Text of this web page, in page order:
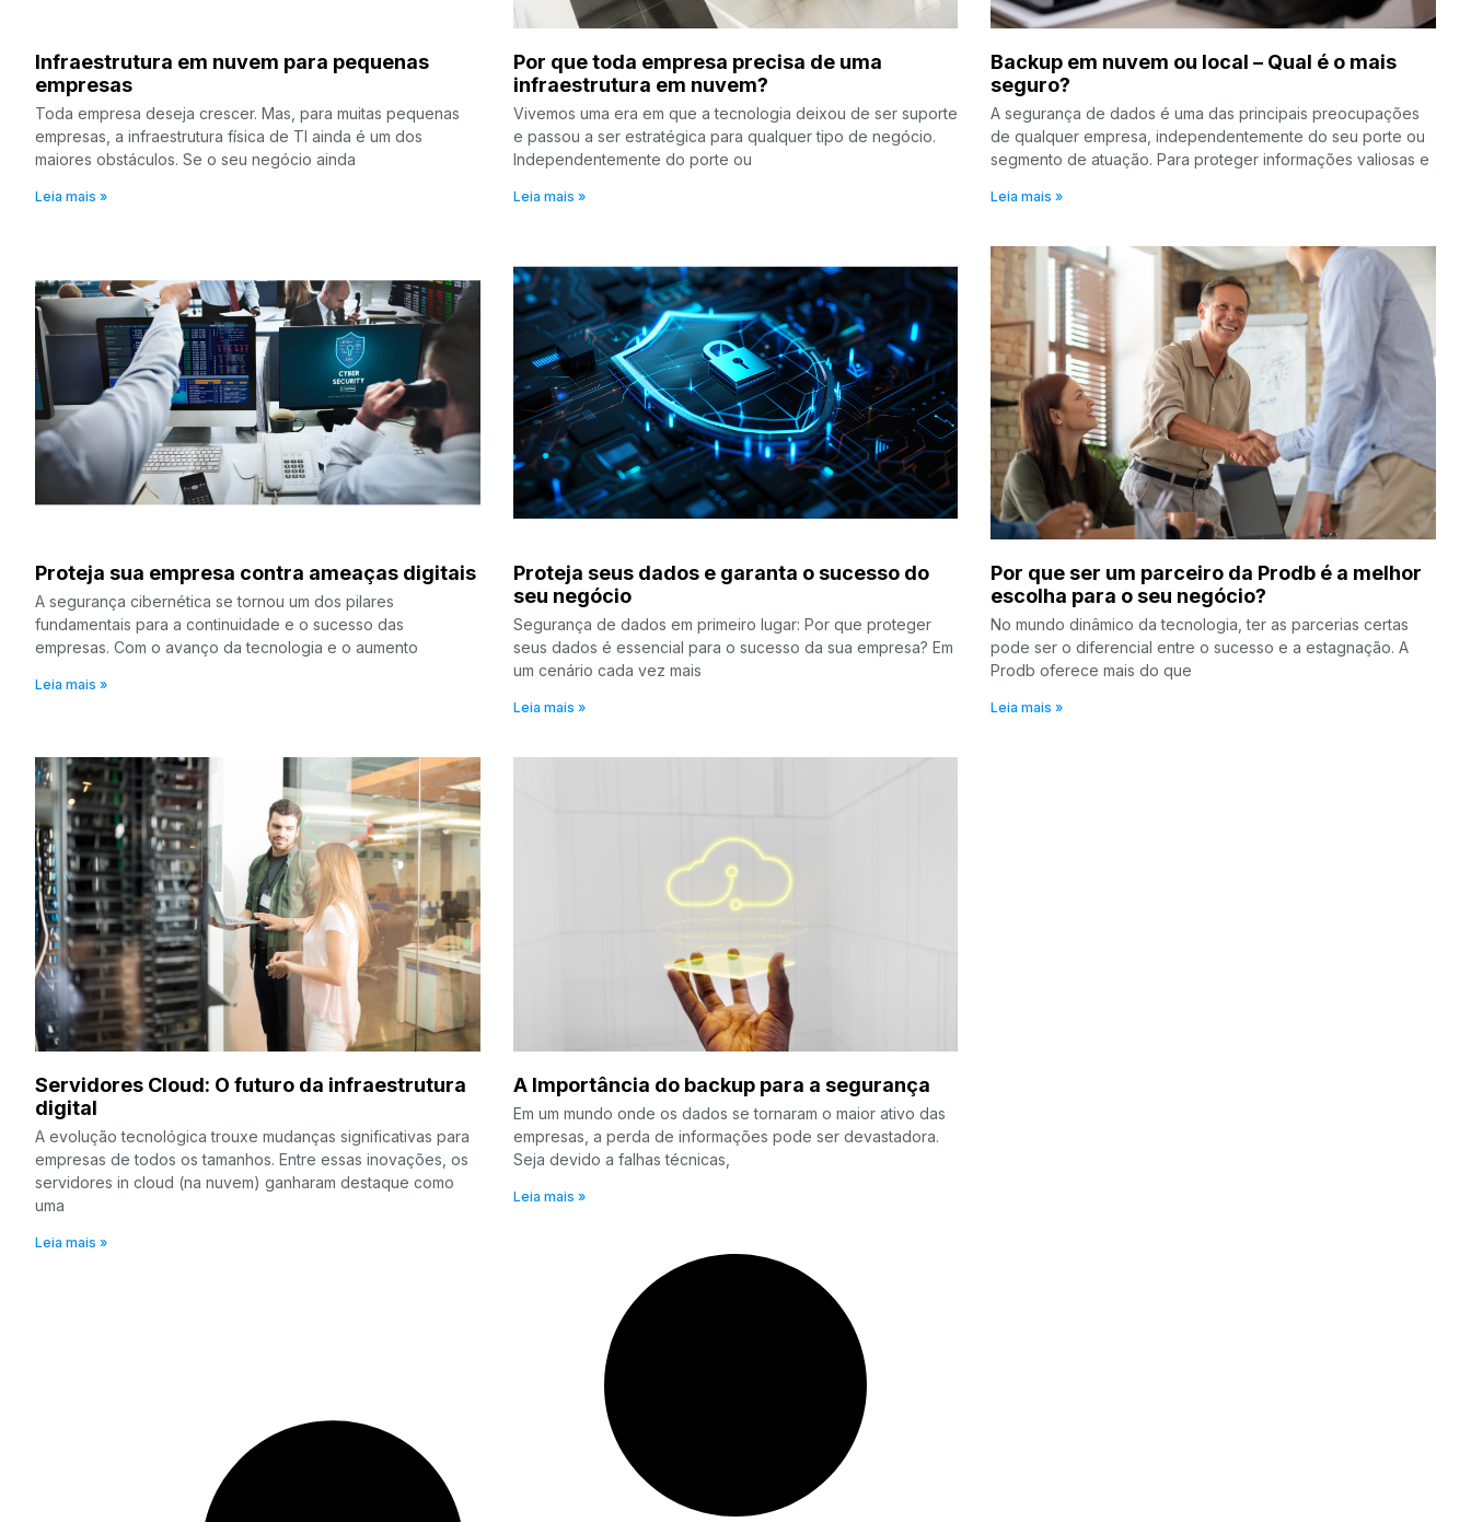
Infraestrutura em nuvem para pequenas
empresas
Toda empresa deseja crescer. Mas, para muitas pequenas
empresas, a infraestrutura física de TI ainda é um dos
maiores obstáculos. Se o seu negócio ainda
Leia mais »
Por que toda empresa precisa de uma
infraestrutura em nuvem?
Vivemos uma era em que a tecnologia deixou de ser suporte
e passou a ser estratégica para qualquer tipo de negócio.
Independentemente do porte ou
Leia mais »
Backup em nuvem ou local – Qual é o mais
seguro?
A segurança de dados é uma das principais preocupações
de qualquer empresa, independentemente do seu porte ou
segmento de atuação. Para proteger informações valiosas e
Leia mais »
Proteja sua empresa contra ameaças digitais
A segurança cibernética se tornou um dos pilares
fundamentais para a continuidade e o sucesso das
empresas. Com o avanço da tecnologia e o aumento
Leia mais »
Proteja seus dados e garanta o sucesso do
seu negócio
Segurança de dados em primeiro lugar: Por que proteger
seus dados é essencial para o sucesso da sua empresa? Em
um cenário cada vez mais
Leia mais »
Por que ser um parceiro da Prodb é a melhor
escolha para o seu negócio?
No mundo dinâmico da tecnologia, ter as parcerias certas
pode ser o diferencial entre o sucesso e a estagnação. A
Prodb oferece mais do que
Leia mais »
Servidores Cloud: O futuro da infraestrutura
digital
A evolução tecnológica trouxe mudanças significativas para
empresas de todos os tamanhos. Entre essas inovações, os
servidores in cloud (na nuvem) ganharam destaque como
uma
Leia mais »
A Importância do backup para a segurança
Em um mundo onde os dados se tornaram o maior ativo das
empresas, a perda de informações pode ser devastadora.
Seja devido a falhas técnicas,
Leia mais »